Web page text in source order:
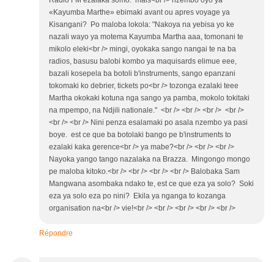
«Kayumba Marthe» ebimaki avant ou apres voyage ya
Kisangani? Po maloba lokola: "Nakoya na yebisa yo ke
nazali wayo ya motema Kayumba Martha aaa, tomonani te
mikolo eleki<br /> mingi, oyokaka sango nangai te na ba
radios, basusu balobi kombo ya maquisards elimue eee,
bazali kosepela ba botoli b'instruments, sango epanzani
tokomaki ko debrier, tickets po<br /> tozonga ezalaki teee
Martha okokaki kotuna nga sango ya pamba, mokolo tokitaki
na mpempo, na Ndjili nationale." <br /> <br /> <br /> <br />
<br /> <br /> Nini penza esalamaki po asala nzembo ya pasi
boye. est ce que ba botolaki bango pe b'instruments to
ezalaki kaka gerence<br /> ya mabe?<br /> <br /> <br />
Nayoka yango tango nazalaka na Brazza. Mingongo mongo
pe maloba kitoko.<br /> <br /> <br /> <br /> Balobaka Sam
Mangwana asombaka ndako te, est ce que eza ya solo? Soki
eza ya solo eza po nini? Ekila ya nganga to kozanga
organisation na<br /> vie!<br /> <br /> <br /> <br /> <br />
Répondre